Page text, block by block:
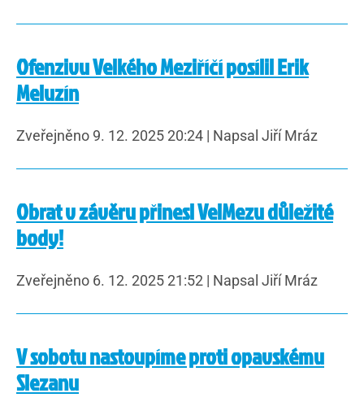
Ofenzivu Velkého Meziříčí posílil Erik
Meluzín
Zveřejněno 9. 12. 2025 20:24 | Napsal Jiří Mráz
Obrat v závěru přinesl VelMezu důležité
body!
Zveřejněno 6. 12. 2025 21:52 | Napsal Jiří Mráz
V sobotu nastoupíme proti opavskému
Slezanu